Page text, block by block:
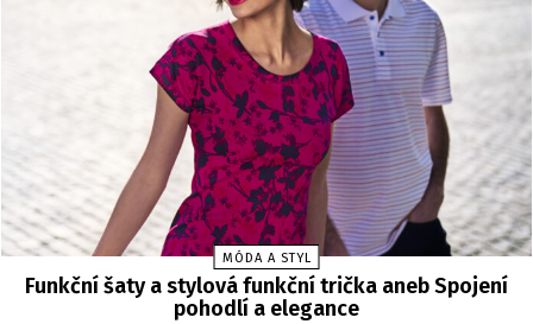
MÓDA A STYL
Funkční šaty a stylová funkční trička aneb Spojení
pohodlí a elegance